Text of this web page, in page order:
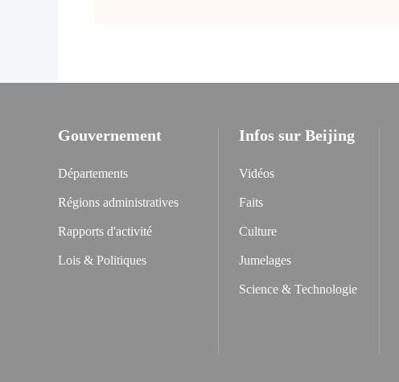
Gouvernement
Départements
Régions administratives
Rapports d'activité
Lois & Politiques
Infos sur Beijing
Vidéos
Faits
Culture
Jumelages
Science & Technologie